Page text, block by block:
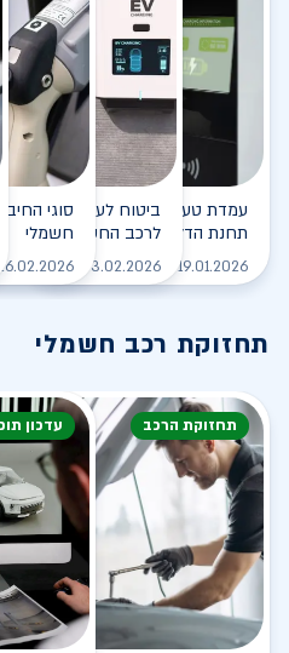
עמדת טעינה - הסוף של
תחנת הדלק?
19.01.2026 לקריאה
ביטוח לעמדת טעינה
לרכב החשמלי
03.02.2026
סוגי
חשמלי
26.02.2026
תחזוקת רכב חשמלי
תחזוקת הרכב עדכון